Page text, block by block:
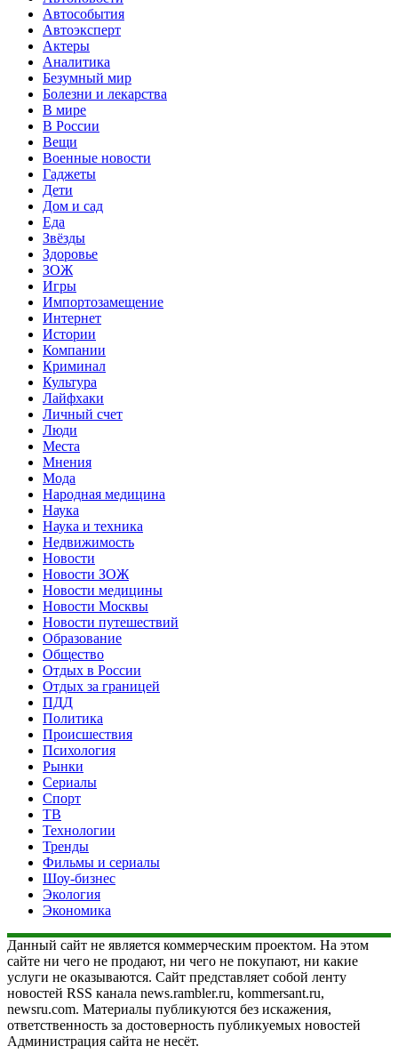
Автособытия
Автоэксперт
Актеры
Аналитика
Безумный мир
Болезни и лекарства
В мире
В России
Вещи
Военные новости
Гаджеты
Дети
Дом и сад
Еда
Звёзды
Здоровье
ЗОЖ
Игры
Импортозамещение
Интернет
Истории
Компании
Криминал
Культура
Лайфхаки
Личный счет
Люди
Места
Мнения
Мода
Народная медицина
Наука
Наука и техника
Недвижимость
Новости
Новости ЗОЖ
Новости медицины
Новости Москвы
Новости путешествий
Образование
Общество
Отдых в России
Отдых за границей
ПДД
Политика
Происшествия
Психология
Рынки
Сериалы
Спорт
ТВ
Технологии
Тренды
Фильмы и сериалы
Шоу-бизнес
Экология
Экономика
Данный сайт не является коммерческим проектом. На этом
сайте ни чего не продают, ни чего не покупают, ни какие
услуги не оказываются. Сайт представляет собой ленту
новостей RSS канала news.rambler.ru, kommersant.ru,
newsru.com. Материалы публикуются без искажения,
ответственность за достоверность публикуемых новостей
Администрация сайта не несёт.